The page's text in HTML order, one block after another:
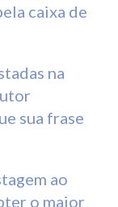
caixa de
na
sua frase
ao
o maior